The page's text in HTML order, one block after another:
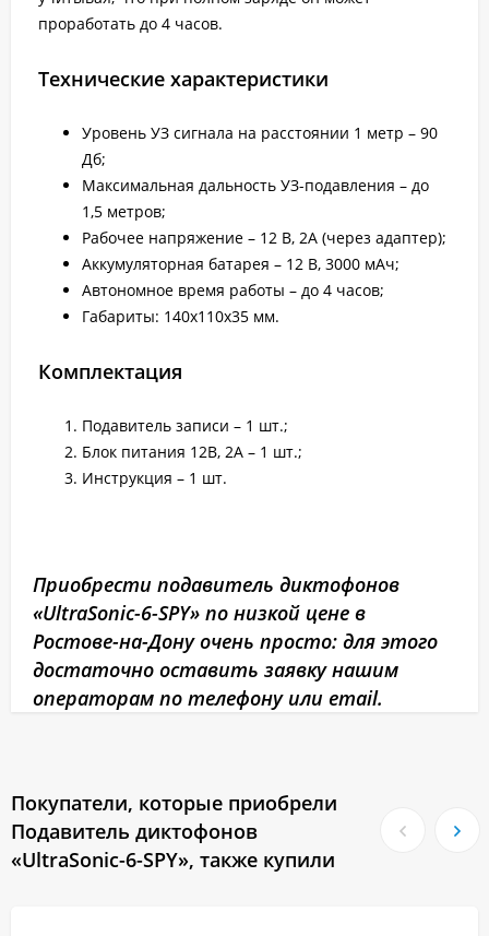
проработать до 4 часов.
Технические характеристики
Уровень УЗ сигнала на расстоянии 1 метр – 90
Дб;
Максимальная дальность УЗ-подавления – до
1,5 метров;
Рабочее напряжение – 12 В, 2А (через адаптер);
Аккумуляторная батарея – 12 В, 3000 мАч;
Автономное время работы – до 4 часов;
Габариты: 140х110х35 мм.
Комплектация
Подавитель записи – 1 шт.;
Блок питания 12В, 2А – 1 шт.;
Инструкция – 1 шт.
Приобрести подавитель диктофонов
«UltraSonic-6-SPY» по низкой цене в
Ростове-на-Дону очень просто: для этого
достаточно оставить заявку нашим
операторам по телефону или email.
Покупатели, которые приобрели
Подавитель диктофонов
«UltraSonic-6-SPY», также купили